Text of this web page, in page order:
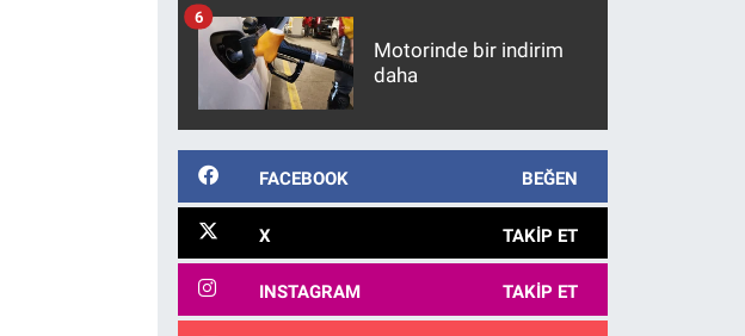
Motorinde bir indirim
daha
6
FACEBOOK BEĞEN
X TAKIP ET
INSTAGRAM TAKIP ET